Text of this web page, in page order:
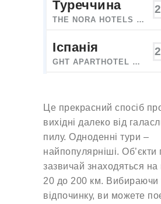
THE NORA HOTELS FAMILY CLUB (EX. SCYLAX FAMILY CLUB)
Туреччина
GHT APARTHOTEL TOSSA PARK
Іспанія
FEDRANIA GARDENS
APP ANASTAZIJA
Хорватія
Франція
Це прекрасний спосіб
вихідні далеко від
пилу. Одноденні тури –
найпопулярніші. Об’єкти
зазвичай знаходяться на
20 до 200 км. Вибираючи
відпочинку, ви можете